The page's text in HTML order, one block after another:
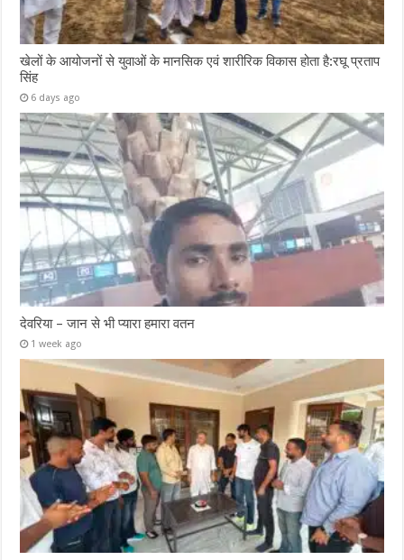
खेलों के आयोजनों से युवाओं के मानसिक एवं शारीरिक विकास होता है:रघू प्रताप
सिंह
6 days ago
देवरिया – जान से भी प्यारा हमारा वतन
1 week ago